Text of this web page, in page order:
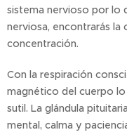
sistema nervioso por lo
nerviosa, encontrarás
concentración.
Con la respiración
magnético del cuerpo
sutil. La glándula
mental, calma y